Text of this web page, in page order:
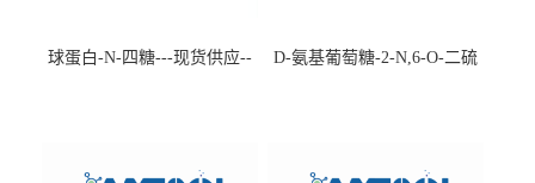
球蛋白-N-四糖---现货供应--
D-氨基葡萄糖-2-N,6-O-二硫